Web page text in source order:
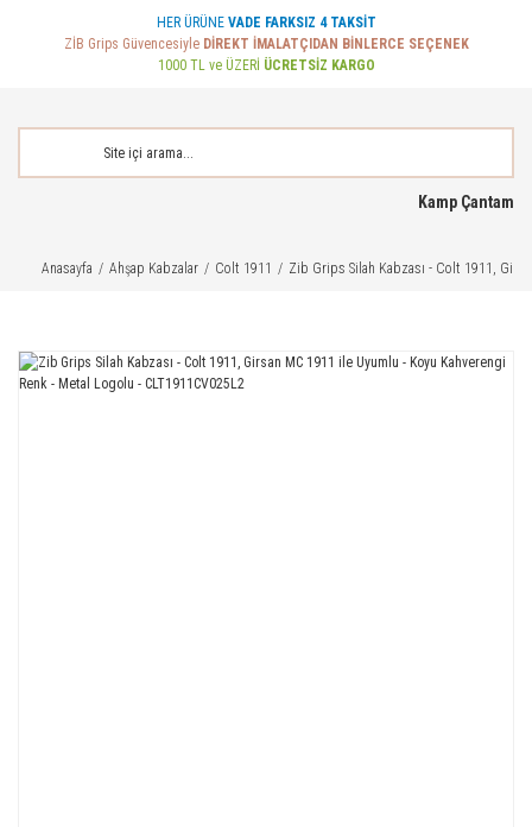
HER ÜRÜNE VADE FARKSIZ 4 TAKSİT
ZİB Grips Güvencesiyle DİREKT İMALATÇIDAN BİNLERCE SEÇENEK
1000 TL ve ÜZERİ ÜCRETSİZ KARGO
Kamp Çantam
Anasayfa Ahşap Kabzalar Colt 1911 Zib Grips Silah Kabzası - Colt 1911,